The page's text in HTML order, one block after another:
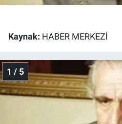
Kaynak: HABER MERKEZİ
1 / 5 Gün Ortası
Gündem Özel